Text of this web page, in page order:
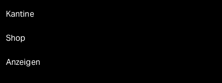
Kantine
Shop
Anzeigen